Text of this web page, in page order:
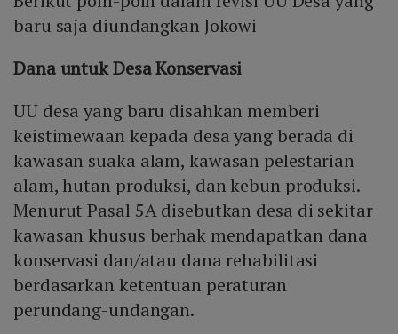
baru saja diundangkan Jokowi
Dana untuk Desa Konservasi
UU desa yang baru disahkan memberi
keistimewaan kepada desa yang berada di
kawasan suaka alam, kawasan pelestarian
alam, hutan produksi, dan kebun produksi.
Menurut Pasal 5A disebutkan desa di sekitar
kawasan khusus berhak mendapatkan dana
konservasi dan/atau dana rehabilitasi
berdasarkan ketentuan peraturan
perundang-undangan.